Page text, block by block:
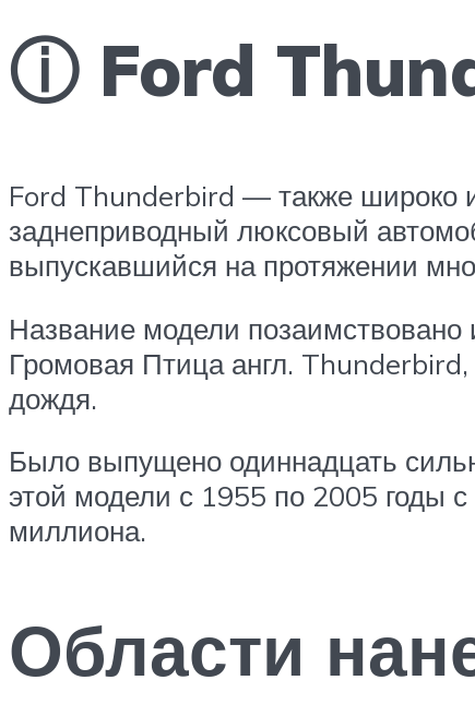
ⓘ Ford
Ford Thunderbird — также широко
заднеприводный люксовый
выпускавшийся на протяжении
Название модели
Громовая Птица англ.
дождя.
Было выпущено одиннадцать
этой модели с 1955 по 2005 годы
миллиона.
Области